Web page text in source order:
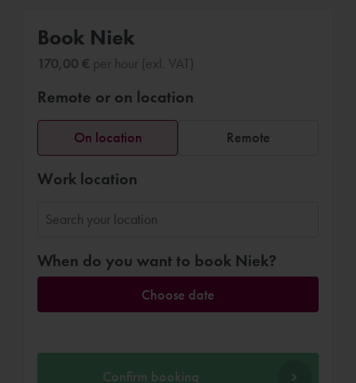
Book Niek
170,00 € per hour (exl. VAT)
Remote or on location
On location Remote
Work location
When do you want to book Niek?
Choose date
Confirm booking